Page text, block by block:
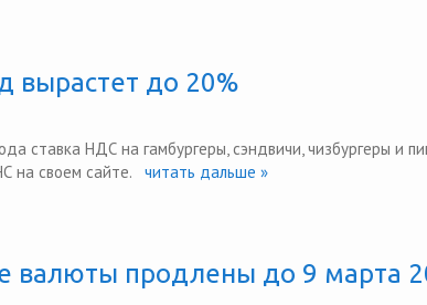
вырастет до 20%
ставка НДС на гамбургеры, сэндвичи, чизбургеры и
на своем сайте. читать дальше »
валюты продлены до 9 марта